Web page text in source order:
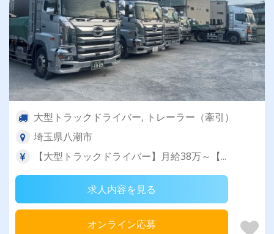
大型トラックドライバー, トレーラー（牽引）
埼玉県八潮市
【大型トラックドライバー】月給38万～【...
求人内容を見る
オンライン応募